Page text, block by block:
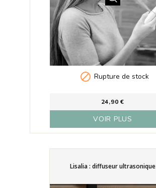
 Rupture de stock
24,90 €
VOIR PLUS
Lisalia : diffuseur ultrasonique